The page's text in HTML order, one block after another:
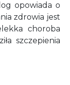
opowiada o
zdrowia jest
choroba
szczepienia